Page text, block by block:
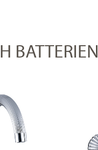
BATTERIEN